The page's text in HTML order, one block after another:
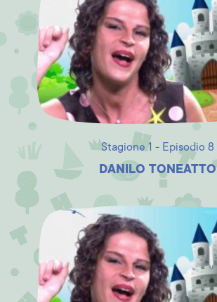
Stagione 1 - Episodio 8
DANILO TONEATTO